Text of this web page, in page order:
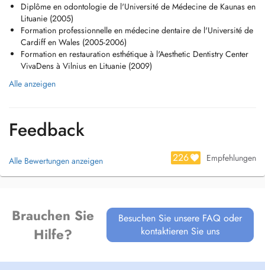
Diplôme en odontologie de l'Université de Médecine de Kaunas en
Lituanie (2005)
Formation professionnelle en médecine dentaire de l'Université de
Cardiff en Wales (2005-2006)
Formation en restauration esthétique à l'Aesthetic Dentistry Center
VivaDens à Vilnius en Lituanie (2009)
Alle anzeigen
Feedback
Alle Bewertungen anzeigen 226 Empfehlungen
Brauchen Sie
Hilfe?
Besuchen Sie unsere FAQ oder
kontaktieren Sie uns